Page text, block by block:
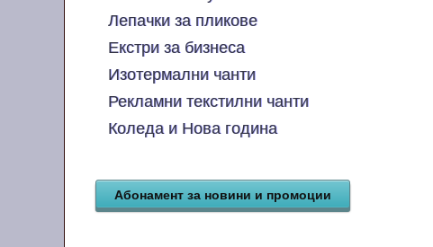
Лепачки за пликове
Екстри за бизнеса
Изотермални чанти
Рекламни текстилни чанти
Коледа и Нова година